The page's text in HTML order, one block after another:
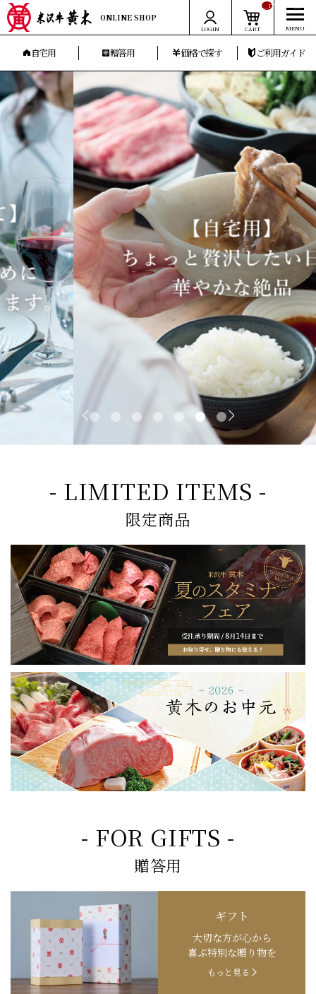
ONLINE SHOP
LOGIN CART
__ITM_CNT__
自宅用 贈答用 価格で探す ご利用ガイド
- LIMITED ITEMS -
限定商品
- FOR GIFTS -
贈答用
ギフト
大切な方が心から
喜ぶ特別な贈り物を
もっと見る